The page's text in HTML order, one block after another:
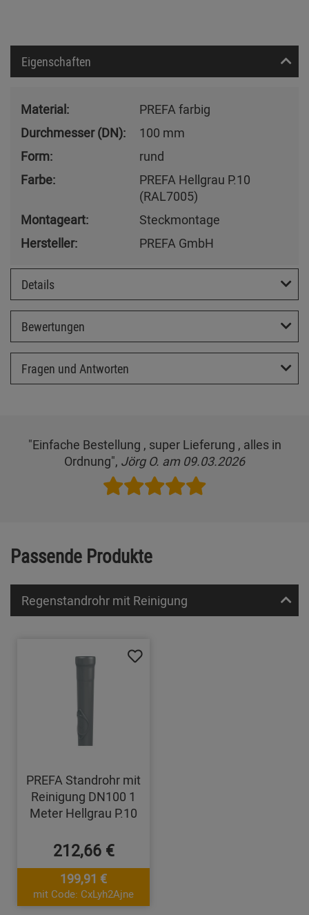
Eigenschaften
Material:
PREFA farbig
Durchmesser (DN):
100 mm
Form:
rund
Farbe:
PREFA Hellgrau P.10
(RAL7005)
Montageart:
Steckmontage
Hersteller:
PREFA GmbH
Details
Bewertungen
Fragen und Antworten
"Einfache Bestellung , super Lieferung , alles in
Ordnung", Jörg O. am 09.03.2026
Passende Produkte
Regenstandrohr mit Reinigung
PREFA Standrohr mit
Reinigung DN100 1
Meter Hellgrau P.10
212,66 €
199,91 €
mit Code: CxLyh2Ajne